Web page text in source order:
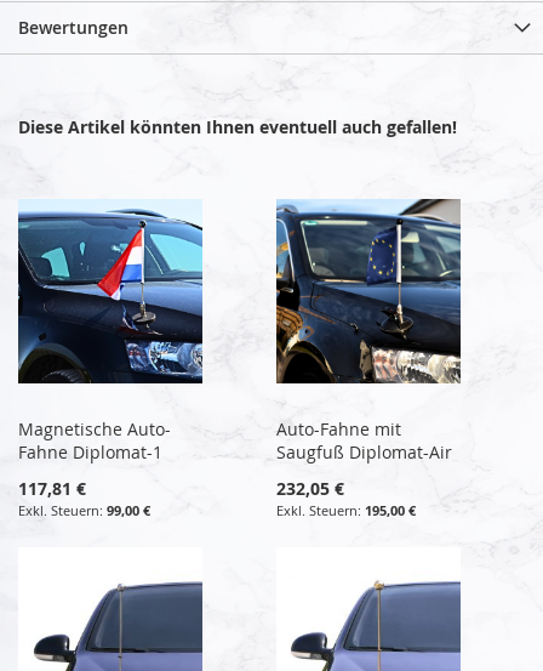
Bewertungen
Diese Artikel könnten Ihnen eventuell auch gefallen!
Magnetische Auto-
Fahne Diplomat-1
117,81 €
99,00 €
Auto-Fahne mit
Saugfuß Diplomat-Air
232,05 €
195,00 €